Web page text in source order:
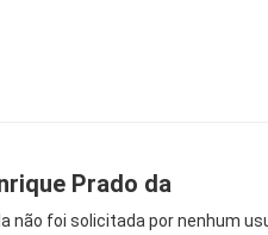
Prado da
não foi solicitada por nenhum